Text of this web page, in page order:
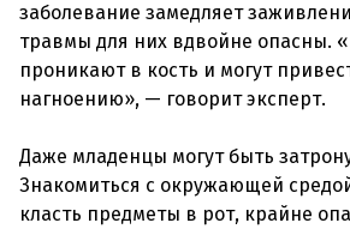
заболевание замедляет
травмы для них вдвойне опасны.
проникают в кость и могут
нагноению», — говорит эксперт.
Даже младенцы могут быть
Знакомиться с окружающей
класть предметы в рот, крайне